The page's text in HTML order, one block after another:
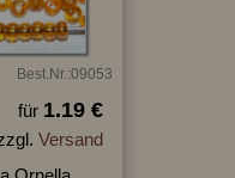
Best.Nr.:09053
für 1.19 €
Versand